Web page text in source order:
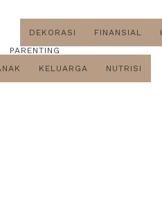
DEKORASI
FINANSIAL
PARENTING
KELUARGA NUTRISI